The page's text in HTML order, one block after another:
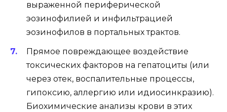
выраженной периферической
эозинофилией и инфильтрацией
эозинофилов в портальных трактов.
Прямое повреждающее воздействие
токсических факторов на гепатоциты (или
через отек, воспалительные процессы,
гипоксию, аллергию или идиосинкразию).
Биохимические анализы крови в этих